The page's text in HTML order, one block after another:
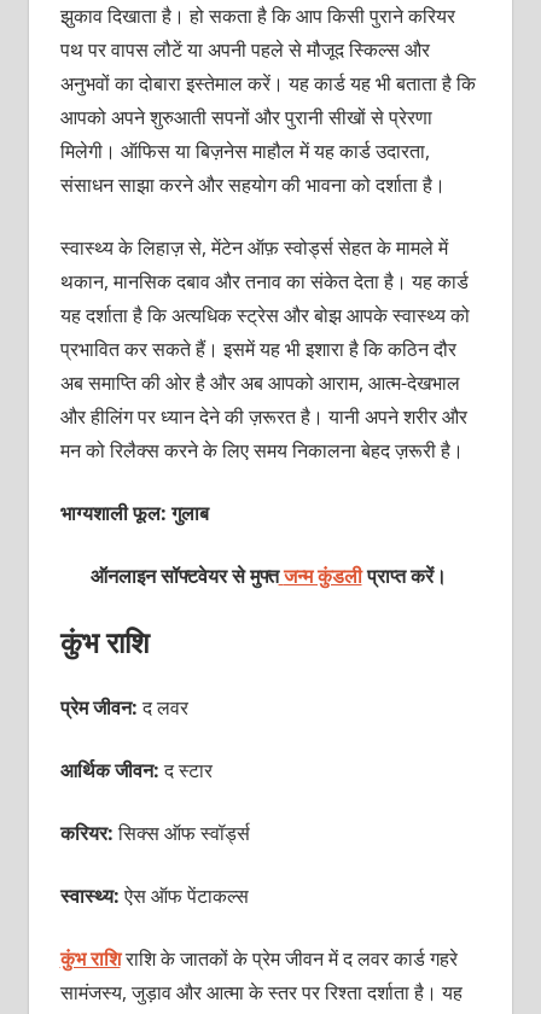
झुकाव दिखाता है। हो सकता है कि आप किसी पुराने करियर
पथ पर वापस लौटें या अपनी पहले से मौजूद स्किल्स और
अनुभवों का दोबारा इस्तेमाल करें। यह कार्ड यह भी बताता है कि
आपको अपने शुरुआती सपनों और पुरानी सीखों से प्रेरणा
मिलेगी। ऑफिस या बिज़नेस माहौल में यह कार्ड उदारता,
संसाधन साझा करने और सहयोग की भावना को दर्शाता है।
स्वास्थ्य के लिहाज़ से, मेंटेन ऑफ़ स्वोर्ड्स सेहत के मामले में
थकान, मानसिक दबाव और तनाव का संकेत देता है। यह कार्ड
यह दर्शाता है कि अत्यधिक स्ट्रेस और बोझ आपके स्वास्थ्य को
प्रभावित कर सकते हैं। इसमें यह भी इशारा है कि कठिन दौर
अब समाप्ति की ओर है और अब आपको आराम, आत्म-देखभाल
और हीलिंग पर ध्यान देने की ज़रूरत है। यानी अपने शरीर और
मन को रिलैक्स करने के लिए समय निकालना बेहद ज़रूरी है।
भाग्यशाली फूल: गुलाब
ऑनलाइन सॉफ्टवेयर से मुफ्तजन्म कुंडलीप्राप्त करें।
कुंभ राशि
प्रेम जीवन:द लवर
आर्थिक जीवन:द स्टार
करियर:सिक्स ऑफ स्वॉर्ड्स
स्वास्थ्य:ऐस ऑफ पेंटाकल्स
कुंभ राशिराशि के जातकों के प्रेम जीवन में द लवर कार्ड गहरे
सामंजस्य, जुड़ाव और आत्मा के स्तर पर रिश्ता दर्शाता है। यह